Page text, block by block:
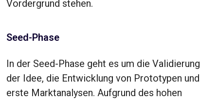
Vordergrund stehen.
Seed-Phase
In der Seed-Phase geht es um die Validierung
der Idee, die Entwicklung von Prototypen und
erste Marktanalysen. Aufgrund des hohen